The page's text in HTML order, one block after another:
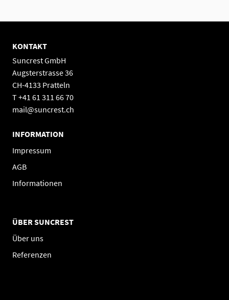
KONTAKT
Suncrest GmbH
Augsterstrasse 36
CH-4133 Pratteln
T +41 61 311 66 70
mail@suncrest.ch
INFORMATION
Impressum
AGB
Informationen
ÜBER SUNCREST
Über uns
Referenzen